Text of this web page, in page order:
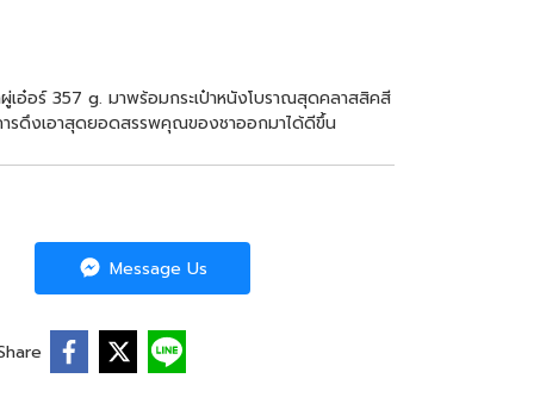
อ๋อร์ 357 g. มาพร้อมกระเป๋าหนังโบราณสุดคลาสสิคสี
ารดึงเอาสุดยอดสรรพคุณของชาออกมาได้ดีขึ้น
Message Us